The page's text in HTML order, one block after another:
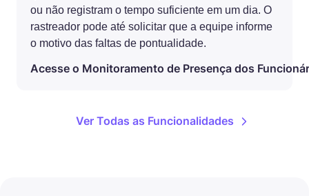
ou não registram o tempo suficiente em um dia. O
rastreador pode até solicitar que a equipe informe
o motivo das faltas de pontualidade.
Acesse o Monitoramento de Presença dos
Ver Todas as Funcionalidades